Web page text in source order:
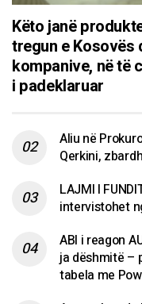
Këto janë
tregun e Kosovës
kompanive, në të
i padeklaruar
Aliu në
Qerkini,
LAJMI I
intervistohet
ABI i reagon
ja dëshmitë –
tabela me